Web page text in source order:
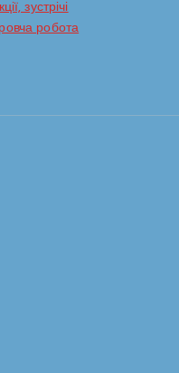
зустрічі
робота